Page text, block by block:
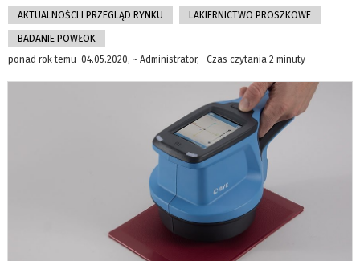
AKTUALNOŚCI I PRZEGLĄD RYNKU LAKIERNICTWO PROSZKOWE
BADANIE POWŁOK
ponad rok temu 04.05.2020, ~ Administrator, Czas czytania 2 minuty